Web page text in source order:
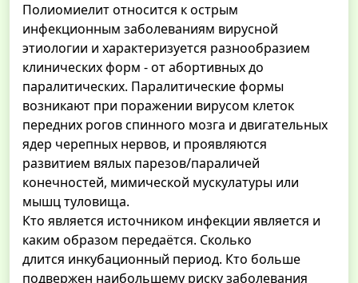
Полиомиелит относится к острым
инфекционным заболеваниям вирусной
этиологии и характеризуется разнообразием
клинических форм - от абортивных до
паралитических. Паралитические формы
возникают при поражении вирусом клеток
передних рогов спинного мозга и двигательных
ядер черепных нервов, и проявляются
развитием вялых парезов/параличей
конечностей, мимической мускулатуры или
мышц туловища.
Кто является источником инфекции является и
каким образом передаётся. Сколько
длится инкубационный период. Кто больше
подвержен наибольшему риску заболевания